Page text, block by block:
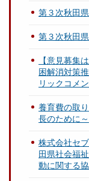
第３次秋田
第３次秋田
【意見募集
困解消対策
リックコメ
養育費の取
長のために～
株式会社セ
田県社会福
動に関する